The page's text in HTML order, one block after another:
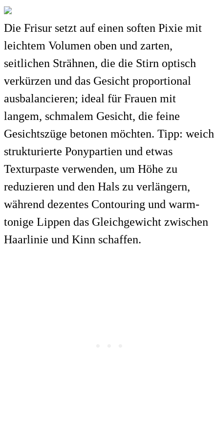
Die Frisur setzt auf einen soften Pixie mit
leichtem Volumen oben und zarten,
seitlichen Strähnen, die die Stirn optisch
verkürzen und das Gesicht proportional
ausbalancieren; ideal für Frauen mit
langem, schmalem Gesicht, die feine
Gesichtszüge betonen möchten. Tipp: weich
strukturierte Ponypartien und etwas
Texturpaste verwenden, um Höhe zu
reduzieren und den Hals zu verlängern,
während dezentes Contouring und warm-
tonige Lippen das Gleichgewicht zwischen
Haarlinie und Kinn schaffen.